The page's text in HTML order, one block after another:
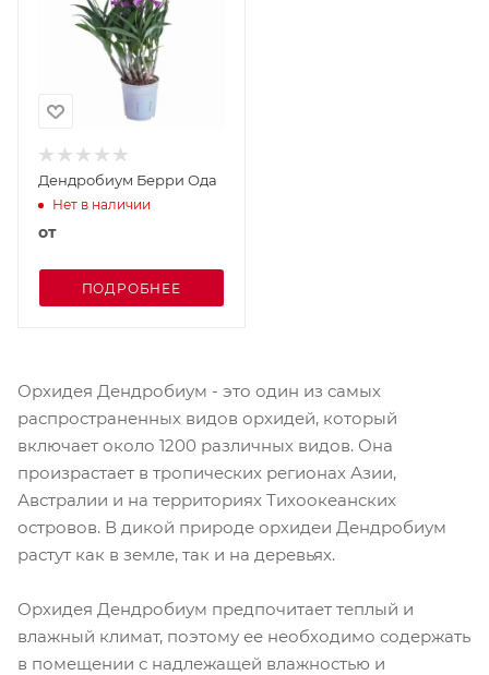
Дендробиум Берри Ода
Нет в наличии
от
ПОДРОБНЕЕ
Орхидея Дендробиум - это один из самых
распространенных видов орхидей, который
включает около 1200 различных видов. Она
произрастает в тропических регионах Азии,
Австралии и на территориях Тихоокеанских
островов. В дикой природе орхидеи Дендробиум
растут как в земле, так и на деревьях.
Орхидея Дендробиум предпочитает теплый и
влажный климат, поэтому ее необходимо содержать
в помещении с надлежащей влажностью и